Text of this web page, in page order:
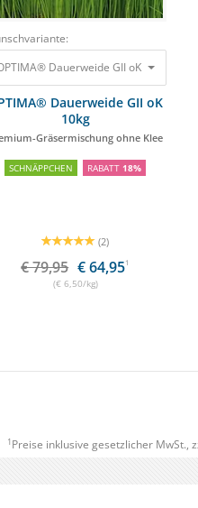
Dauerweide GII oK 10kg
Dauerweide GII oK
10kg
Gräsermischung ohne Klee
SCHNÄPPCHEN RABATT 18%
(2)
€ 79,95 € 64,951
(€ 6,50/kg)
1 Preise inklusive gesetzlicher MwSt.,